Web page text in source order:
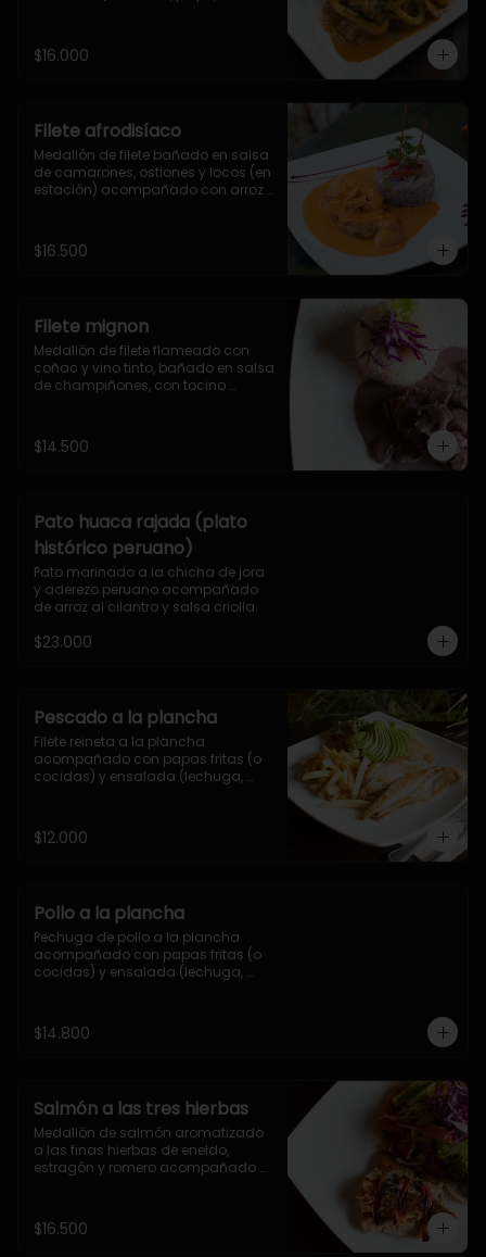
$16.000
Filete afrodisíaco
Medallón de filete bañado en salsa
de camarones, ostiones y locos (en
estación) acompañado con arroz
$16.500
Filete mignon
Medallón de filete flameado con
coñac y vino tinto, bañado en salsa
de champiñones, con tocino
$14.500
Pato huaca rajada (plato
histórico peruano)
Pato marinado a la chicha de jora
y aderezo peruano acompañado
de arroz al cilantro y salsa criolla.
$23.000
Pescado a la plancha
Filete reineta a la plancha
acompañado con papas fritas (o
cocidas) y ensalada (lechuga,
$12.000
Pollo a la plancha
Pechuga de pollo a la plancha
acompañado con papas fritas (o
cocidas) y ensalada (lechuga,
$14.800
Salmón a las tres hierbas
Medallón de salmón aromatizado
a las finas hierbas de eneldo,
estragón y romero acompañado
$16.500